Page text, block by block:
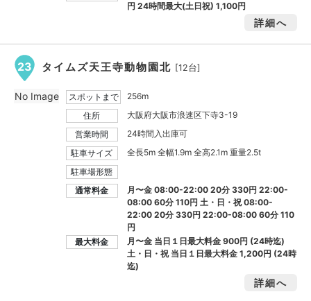
円24時間最大(土日祝)1,100円
詳細へ
23 タイムズ天王寺動物園北 [12台]
スポットまで
256m
住所
大阪府大阪市浪速区下寺3-19
営業時間
24時間入出庫可
駐車サイズ
全長5m 全幅1.9m 全高2.1m 重量2.5t
駐車場形態
通常料金
月〜金 08:00-22:00 20分 330円 22:00-
08:00 60分 110円 土・日・祝 08:00-
22:00 20分 330円 22:00-08:00 60分 110
円
最大料金
月〜金 当日１日最大料金900円 (24時迄)
土・日・祝 当日１日最大料金1,200円 (24時
迄)
詳細へ
No Image